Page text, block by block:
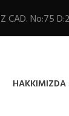
CAD. No:75
HAKKIMIZDA